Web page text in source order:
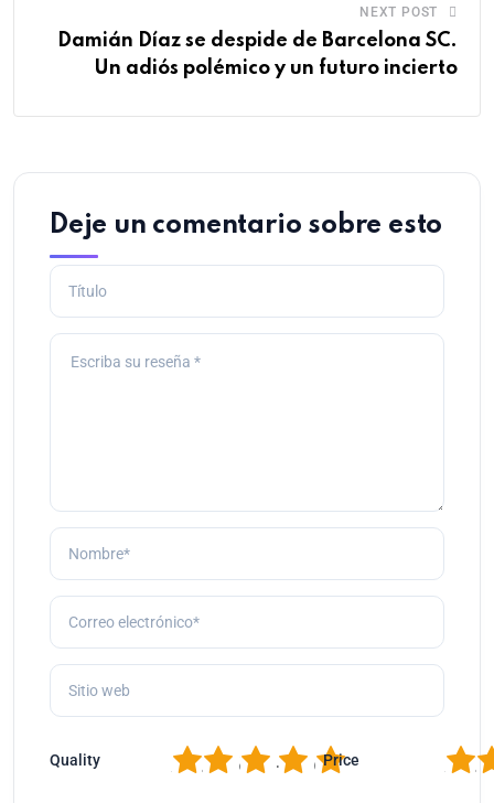
NEXT POST
Damián Díaz se despide de Barcelona SC.
Un adiós polémico y un futuro incierto
Deje un comentario sobre esto
Quality 5
4
3
2 Price 2